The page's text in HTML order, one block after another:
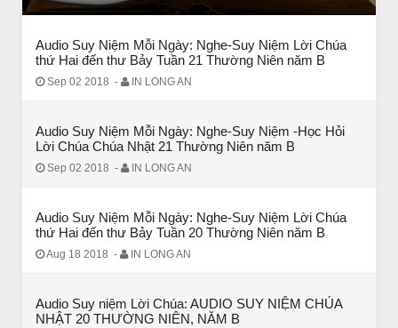
Audio Suy Niệm Mỗi Ngày: Nghe-Suy Niệm Lời Chúa
thứ Hai đến thư Bảy Tuần 21 Thường Niên năm B
Sep 02 2018 - IN LONG AN
Audio Suy Niệm Mỗi Ngày: Nghe-Suy Niệm -Học Hỏi
Lời Chúa Chúa Nhật 21 Thường Niên năm B
Sep 02 2018 - IN LONG AN
Audio Suy Niệm Mỗi Ngày: Nghe-Suy Niệm Lời Chúa
thứ Hai đến thư Bảy Tuần 20 Thường Niên năm B
Aug 18 2018 - IN LONG AN
Audio Suy niệm Lời Chúa: AUDIO SUY NIỆM CHÚA
NHẬT 20 THƯỜNG NIÊN, NĂM B
CHUYỆN Ý NGHĨA